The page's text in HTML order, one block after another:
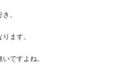
。
ます。
ですよね。